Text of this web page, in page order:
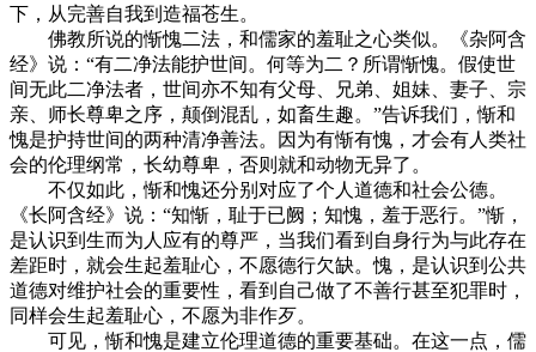
下，从完善自我到造福苍生。
佛教所说的惭愧二法，和儒家的羞耻之心类似。《杂阿含
经》说：“有二净法能护世间。何等为二？所谓惭愧。假使世
间无此二净法者，世间亦不知有父母、兄弟、姐妹、妻子、宗
亲、师长尊卑之序，颠倒混乱，如畜生趣。”告诉我们，惭和
愧是护持世间的两种清净善法。因为有惭有愧，才会有人类社
会的伦理纲常，长幼尊卑，否则就和动物无异了。
不仅如此，惭和愧还分别对应了个人道德和社会公德。
《长阿含经》说：“知惭，耻于已阙；知愧，羞于恶行。”惭，
是认识到生而为人应有的尊严，当我们看到自身行为与此存在
差距时，就会生起羞耻心，不愿德行欠缺。愧，是认识到公共
道德对维护社会的重要性，看到自己做了不善行甚至犯罪时，
同样会生起羞耻心，不愿为非作歹。
可见，惭和愧是建立伦理道德的重要基础。在这一点，儒